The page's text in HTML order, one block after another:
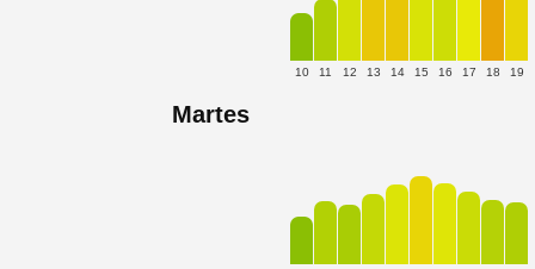
10 11 12 13 14 15 16 17 18 19
Martes